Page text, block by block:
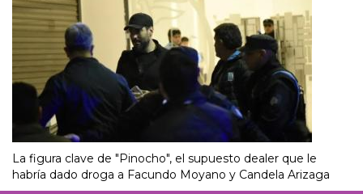
La figura clave de "Pinocho", el supuesto dealer que le
habría dado droga a Facundo Moyano y Candela Arizaga